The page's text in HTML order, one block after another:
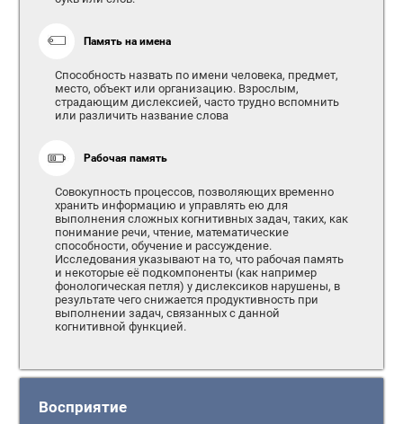
Память на имена
Способность назвать по имени человека, предмет,
место, объект или организацию. Взрослым,
страдающим дислексией, часто трудно вспомнить
или различить название слова
Рабочая память
Совокупность процессов, позволяющих временно
хранить информацию и управлять ею для
выполнения сложных когнитивных задач, таких, как
понимание речи, чтение, математические
способности, обучение и рассуждение.
Исследования указывают на то, что рабочая память
и некоторые её подкомпоненты (как например
фонологическая петля) у дислексиков нарушены, в
результате чего снижается продуктивность при
выполнении задач, связанных с данной
когнитивной функцией.
Восприятие